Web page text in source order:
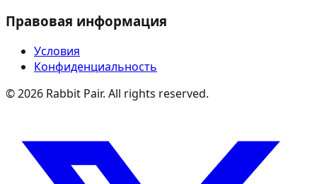
Правовая информация
Условия
Конфиденциальность
©2026 Rabbit Pair. All rights reserved.